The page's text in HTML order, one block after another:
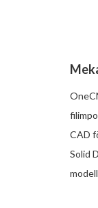
CAD
Solid